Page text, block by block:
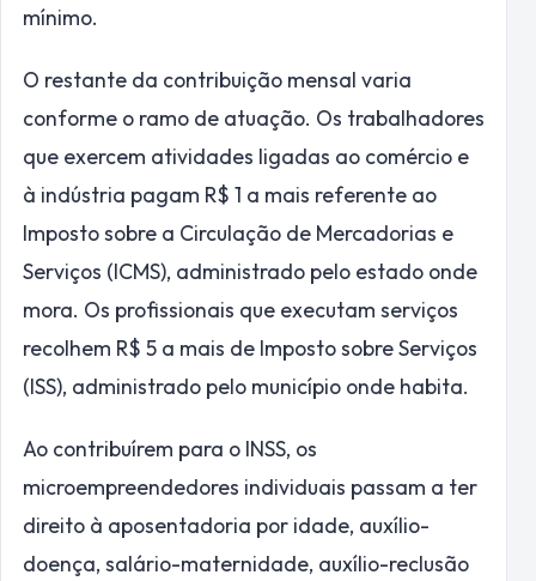
mínimo.
O restante da contribuição mensal varia
conforme o ramo de atuação. Os trabalhadores
que exercem atividades ligadas ao comércio e
à indústria pagam R$ 1 a mais referente ao
Imposto sobre a Circulação de Mercadorias e
Serviços (ICMS), administrado pelo estado onde
mora. Os profissionais que executam serviços
recolhem R$ 5 a mais de Imposto sobre Serviços
(ISS), administrado pelo município onde habita.
Ao contribuírem para o INSS, os
microempreendedores individuais passam a ter
direito à aposentadoria por idade, auxílio-
doença, salário-maternidade, auxílio-reclusão